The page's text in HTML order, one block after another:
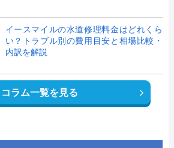
イースマイルの水道修理料金はどれくら
い？トラブル別の費用目安と相場比較・
内訳を解説
コラム一覧を見る